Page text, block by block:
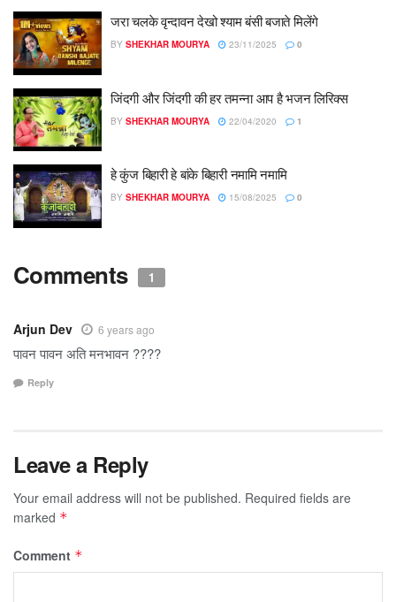
जरा चलके वृन्दावन देखो श्याम बंसी बजाते मिलेंगे
BY SHEKHAR MOURYA 23/11/2025 0
जिंदगी और जिंदगी की हर तमन्ना आप है भजन लिरिक्स
BY SHEKHAR MOURYA 22/04/2020 1
हे कुंज बिहारी हे बांके बिहारी नमामि नमामि
BY SHEKHAR MOURYA 15/08/2025 0
Comments 1
Arjun Dev 6 years ago
पावन पावन अति मनभावन ????
Reply
Leave a Reply
Your email address will not be published. Required fields are
marked *
Comment *